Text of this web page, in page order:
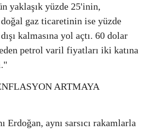
yaklaşık yüzde 25'inin,
doğal gaz ticaretinin ise yüzde
kalmasına yol açtı. 60 dolar
petrol varil fiyatları iki katına
ARTMAYA
Erdoğan, aynı sarsıcı rakamlarla